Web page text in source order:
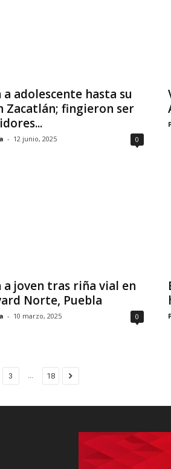
a adolescente hasta su
Zacatlán; fingieron ser
- 12 junio, 2025 0
a joven tras riña vial en
Norte, Puebla
- 10 marzo, 2025 0
3 18